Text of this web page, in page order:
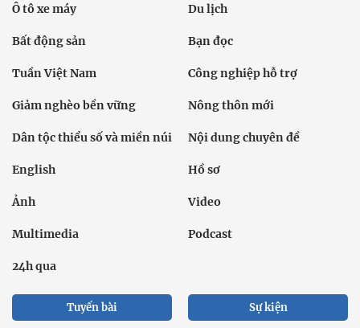
Ô tô xe máy Du lịch
Bất động sản Bạn đọc
Tuần Việt Nam Công nghiệp hỗ trợ
Giảm nghèo bền vững Nông thôn mới
Dân tộc thiểu số và miền núi Nội dung chuyên đề
English Hồ sơ
Ảnh Video
Multimedia Podcast
24h qua
Tuyến bài Sự kiện